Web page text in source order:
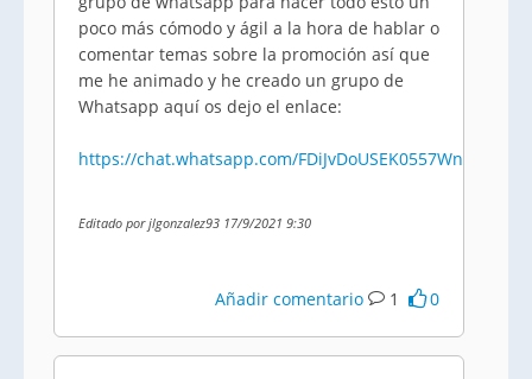
poco más cómodo y ágil a la hora de hablar o
comentar temas sobre la promoción así que
me he animado y he creado un grupo de
Whatsapp aquí os dejo el enlace:
https://chat.whatsapp.com/FDiJvDoUSEK0557Wn6g6i8
Editado por jlgonzalez93 17/9/2021 9:30
Añadir comentario 1 0